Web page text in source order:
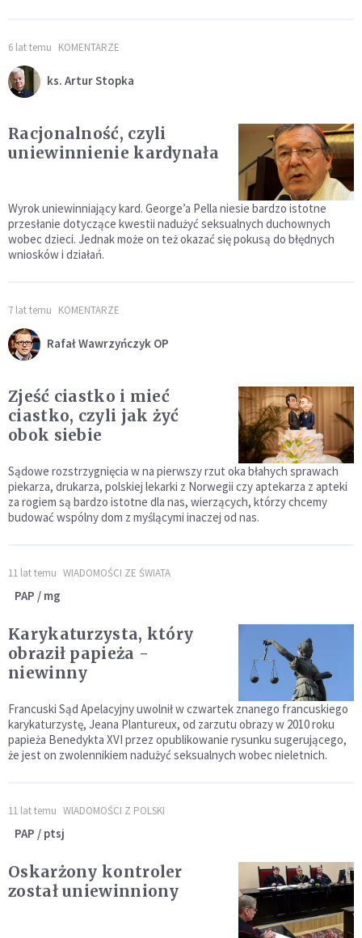
6 lat temu KOMENTARZE
ks. Artur Stopka
Racjonalność, czyli
uniewinnienie kardynała
Wyrok uniewinniający kard. George’a Pella niesie bardzo istotne
przesłanie dotyczące kwestii nadużyć seksualnych duchownych
wobec dzieci. Jednak może on też okazać się pokusą do błędnych
wniosków i działań.
7 lat temu KOMENTARZE
Rafał Wawrzyńczyk OP
Zjeść ciastko i mieć
ciastko, czyli jak żyć
obok siebie
Sądowe rozstrzygnięcia w na pierwszy rzut oka błahych sprawach
piekarza, drukarza, polskiej lekarki z Norwegii czy aptekarza z apteki
za rogiem są bardzo istotne dla nas, wierzących, którzy chcemy
budować wspólny dom z myślącymi inaczej od nas.
11 lat temu WIADOMOŚCI ZE ŚWIATA
PAP / mg
Karykaturzysta, który
obraził papieża -
niewinny
Francuski Sąd Apelacyjny uwolnił w czwartek znanego francuskiego
karykaturzystę, Jeana Plantureux, od zarzutu obrazy w 2010 roku
papieża Benedykta XVI przez opublikowanie rysunku sugerującego,
że jest on zwolennikiem nadużyć seksualnych wobec nieletnich.
11 lat temu WIADOMOŚCI Z POLSKI
PAP / ptsj
Oskarżony kontroler
został uniewinniony